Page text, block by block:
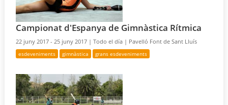
Campionat d'Espanya de Gimnàstica Rítmica
22 juny 2017 - 25 juny 2017 |Todo el día | Pavelló Font de Sant Lluís
esdeveniments gimnàstica grans esdeveniments